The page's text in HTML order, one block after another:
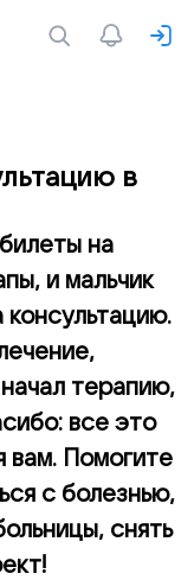
в
на
и мальчик
терапию,
все это
вам. Помогите
с болезнью,
снять